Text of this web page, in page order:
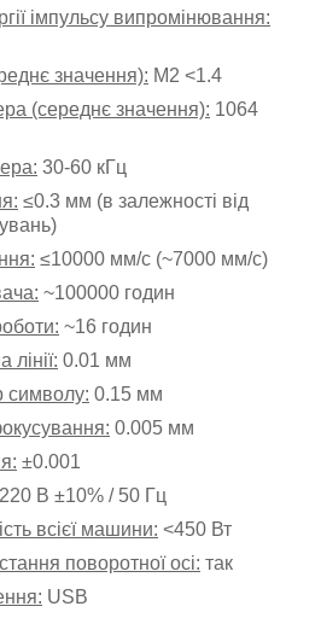
імпульсу випромінювання:
значення): М2 <1.4
(середнє значення): 1064
30-60 кГц
≤0.3 мм (в залежності від
≤10000 мм/с (~7000 мм/с)
~100000 годин
~16 годин
0.01 мм
символу: 0.15 мм
0.005 мм
±0.001
220 В ±10% / 50 Гц
всієї машини: <450 Вт
поворотної осі: так
USB